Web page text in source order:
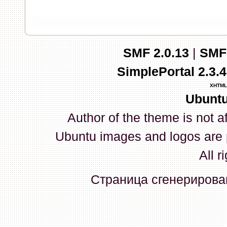
03 Апреля 2026, 10:02:33
whookey:GenKass: с
03 Апреля 2026, 05:22:56
GenKass:По тому же
02 Апреля 2026, 12:56:37
GenKass:Всем доброго
серии (6592) 1-1245, 3-
прошить до 7926, чтобы
Атол 11 видится в системе
SMF 2.0.13|
SimplePortal
XHTML
Author of the theme is not
Ubuntu images and logos
All
Страница